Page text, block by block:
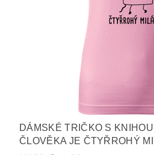
DÁMSKÉ TRIČKO S
ČLOVĚKA JE ČTYŘROHÝ